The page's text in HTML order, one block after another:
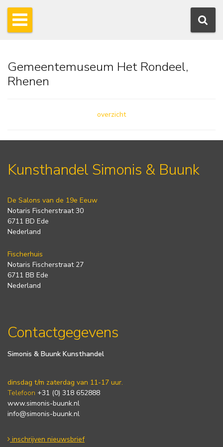
Gemeentemuseum Het Rondeel,
Rhenen
overzicht
Kunsthandel Simonis & Buunk
De Salons van de 19e Eeuw
Notaris Fischerstraat 30
6711 BD Ede
Nederland
Fischerhuis
Notaris Fischerstraat 27
6711 BB Ede
Nederland
Contactgegevens
Simonis & Buunk Kunsthandel
dinsdag t/m zaterdag van 11-17 uur.
Telefoon +31 (0) 318 652888
www.simonis-buunk.nl
info@simonis-buunk.nl
inschrijven nieuwsbrief